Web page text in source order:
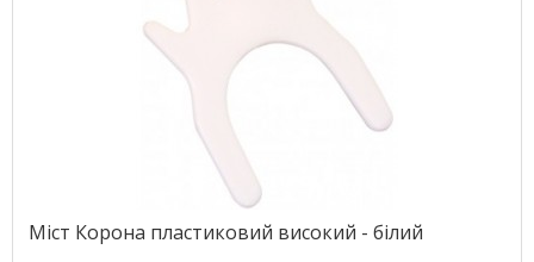
Міст Корона пластиковий високий - білий